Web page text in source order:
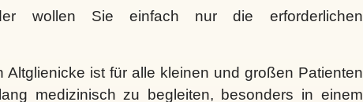
wollen Sie einfach nur die erforderlichen
Altglienicke ist für alle kleinen und großen Patienten
medizinisch zu begleiten, besonders in einem